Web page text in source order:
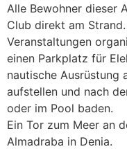
Alle Bewohner dieser
Club direkt am
Veranstaltungen
einen Parkplatz für
nautische Ausrüstung
aufstellen und nach
oder im Pool baden.
Ein Tor zum Meer an
Almadraba in Denia.